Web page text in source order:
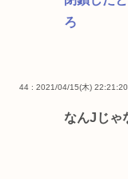
ろ
44 : 2021/04/15(木)
なんJじゃ